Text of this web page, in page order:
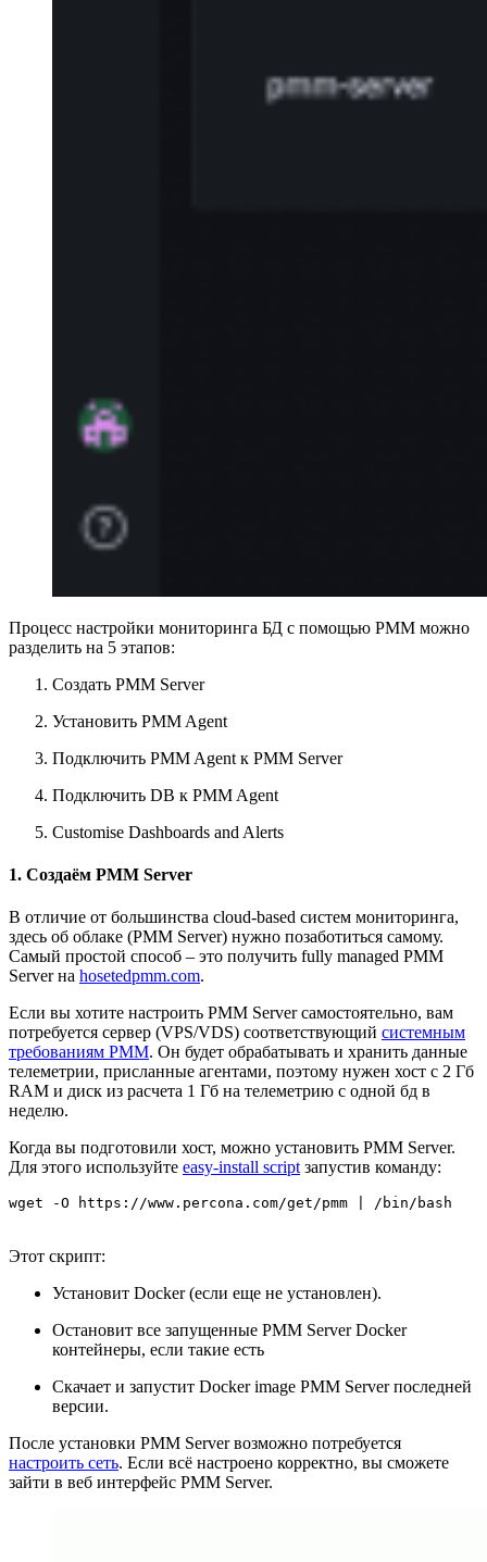
Процесс настройки мониторинга БД с помощью PMM можно
разделить на 5 этапов:
Создать PMM Server
Установить PMM Agent
Подключить PMM Agent к PMM Server
Подключить DB к PMM Agent
Customise Dashboards and Alerts
1. Создаём PMM Server
В отличие от большинства cloud-based систем мониторинга,
здесь об облаке (PMM Server) нужно позаботиться самому.
Самый простой способ – это получить fully managed PMM
Server на hosetedpmm.com.
Если вы хотите настроить PMM Server самостоятельно, вам
потребуется сервер (VPS/VDS) соответствующий системным
требованиям PMM. Он будет обрабатывать и хранить данные
телеметрии, присланные агентами, поэтому нужен хост с 2 Гб
RAM и диск из расчета 1 Гб на телеметрию с одной бд в
неделю.
Когда вы подготовили хост, можно установить PMM Server.
Для этого используйте easy-install script запустив команду:
wget -O https://www.percona.com/get/pmm | /bin/bash
Этот скрипт:
Установит Docker (если еще не установлен).
Остановит все запущенные PMM Server Docker
контейнеры, если такие есть
Скачает и запустит Docker image PMM Server последней
версии.
После установки PMM Server возможно потребуется
настроить сеть. Если всё настроено корректно, вы сможете
зайти в веб интерфейс PMM Server.